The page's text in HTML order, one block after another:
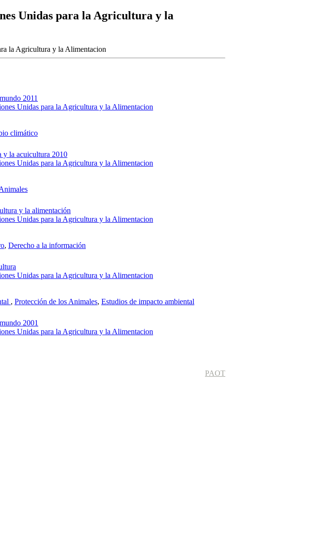
Unidas para la Agricultura y la
2011
Unidas para la Agricultura y la Alimentacion
climático
y la acuicultura 2010
Unidas para la Agricultura y la Alimentacion
y la alimentación
Unidas para la Agricultura y la Alimentacion
, Derecho a la información
Unidas para la Agricultura y la Alimentacion
, Protección de los Animales, Estudios de impacto ambiental
2001
Unidas para la Agricultura y la Alimentacion
PAOT